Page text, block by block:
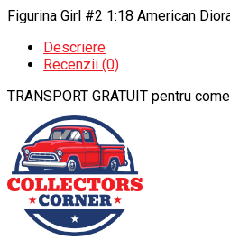
Figurina Girl #2 1:18 American
Descriere
Recenzii (0)
TRANSPORT GRATUIT pentru